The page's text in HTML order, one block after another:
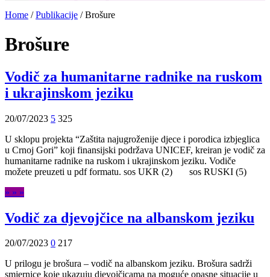
Home / Publikacije / Brošure
Brošure
Vodič za humanitarne radnike na ruskom
i ukrajinskom jeziku
20/07/2023 5 325
U sklopu projekta “Zaštita najugroženije djece i porodica izbjeglica
u Crnoj Gori” koji finansijski podržava UNICEF, kreiran je vodič za
humanitarne radnike na ruskom i ukrajinskom jeziku. Vodiče
možete preuzeti u pdf formatu. sos UKR (2) sos RUSKI (5)
» » »
Vodič za djevojčice na albanskom jeziku
20/07/2023 0 217
U prilogu je brošura – vodič na albanskom jeziku. Brošura sadrži
smjernice koje ukazuju djevojčicama na moguće opasne situacije u